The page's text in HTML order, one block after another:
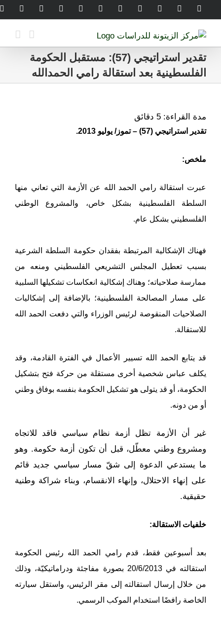
to
content
Facebook
Instagram
YouTube
Tiktok
Threads
LinkedIn
SoundCloud
WhatsApp
تقدير استراتيجي (57): مستقبل الحكومة
الفلسطينية بعد استقالة رامي الحمدالله
مدة القراءة: 5 دقائق
تقدير استراتيجي (57) – تموز/ يوليو 2013.
ملخص:
عبرت استقالة رامي الحمد الله عن الأزمة التي تعاني منها
السلطة الفلسطينية بشكل خاص، والمشروع الوطني
الفلسطيني بشكل عام.
فهناك الإشكالية المرتبطة بفقدان حكومة السلطة الشرعية
بسبب تعطيل المجلس التشريعي الفلسطيني ومنعه من
ممارسة صلاحياته؛ وهناك إشكالية انعكاسات تشكيلها السلبية
على مسار المصالحة الفلسطينية؛ بالإضافة إلى إشكاليات
الصلاحيات المنقوصة لرئيس الوزراء والتي دفعت الحمد الله
للاستقالة.
قد يتابع الحمد الله تسيير الأعمال في الفترة القادمة، وقد
يكلف عباس شخصية أخرى مستقلة من حركة فتح بتشكيل
الحكومة، أو قد يتولى هو تشكيل الحكومة بنفسه بوفاق وطني
أو من دونه.
غير أن الأزمة تظل أزمة نظام سياسي فاقد للاتجاه
ومشروع وطني معطّل، قبل أن تكون أزمة حكومة. وهو
ما يستدعي الدعوة إلى شقّ مسار سياسي جديد قائم
على إنهاء الاحتلال، وإنهاء الانقسام، وبناء شراكة وطنية
حقيقية.
خلفيات الاستقالة:
بعد أسبوعين فقط، قدم رامي الحمد الله رئيس الحكومة
استقالته في 20/6/2013 بصورة مفاجئة ودراماتيكيّة، وذلك
من خلال إرسال استقالته إلى مقر الرئيس، واستقل سيارته
الخاصة رافضًا استخدام الموكب الرسمي.